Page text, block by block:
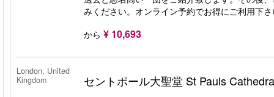
みください。オンライン予約でお得にご利用下
から ¥ 10,693
London, United
Kingdom
セントポール大聖堂 St Pauls